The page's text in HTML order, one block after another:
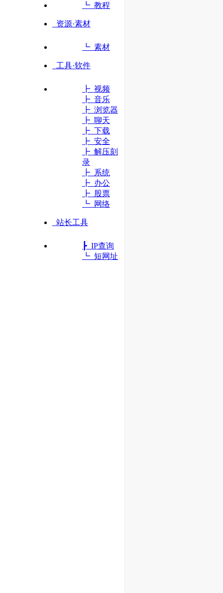
┗ 教程
资源·素材
┗ 素材
工具·软件
┣ 视频
┣ 音乐
┣ 浏览器
┣ 聊天
┣ 下载
┣ 安全
┣ 解压刻
录
┣ 系统
┣ 办公
┣ 股票
┗ 网络
站长工具
┣ IP查询
┗ 短网址